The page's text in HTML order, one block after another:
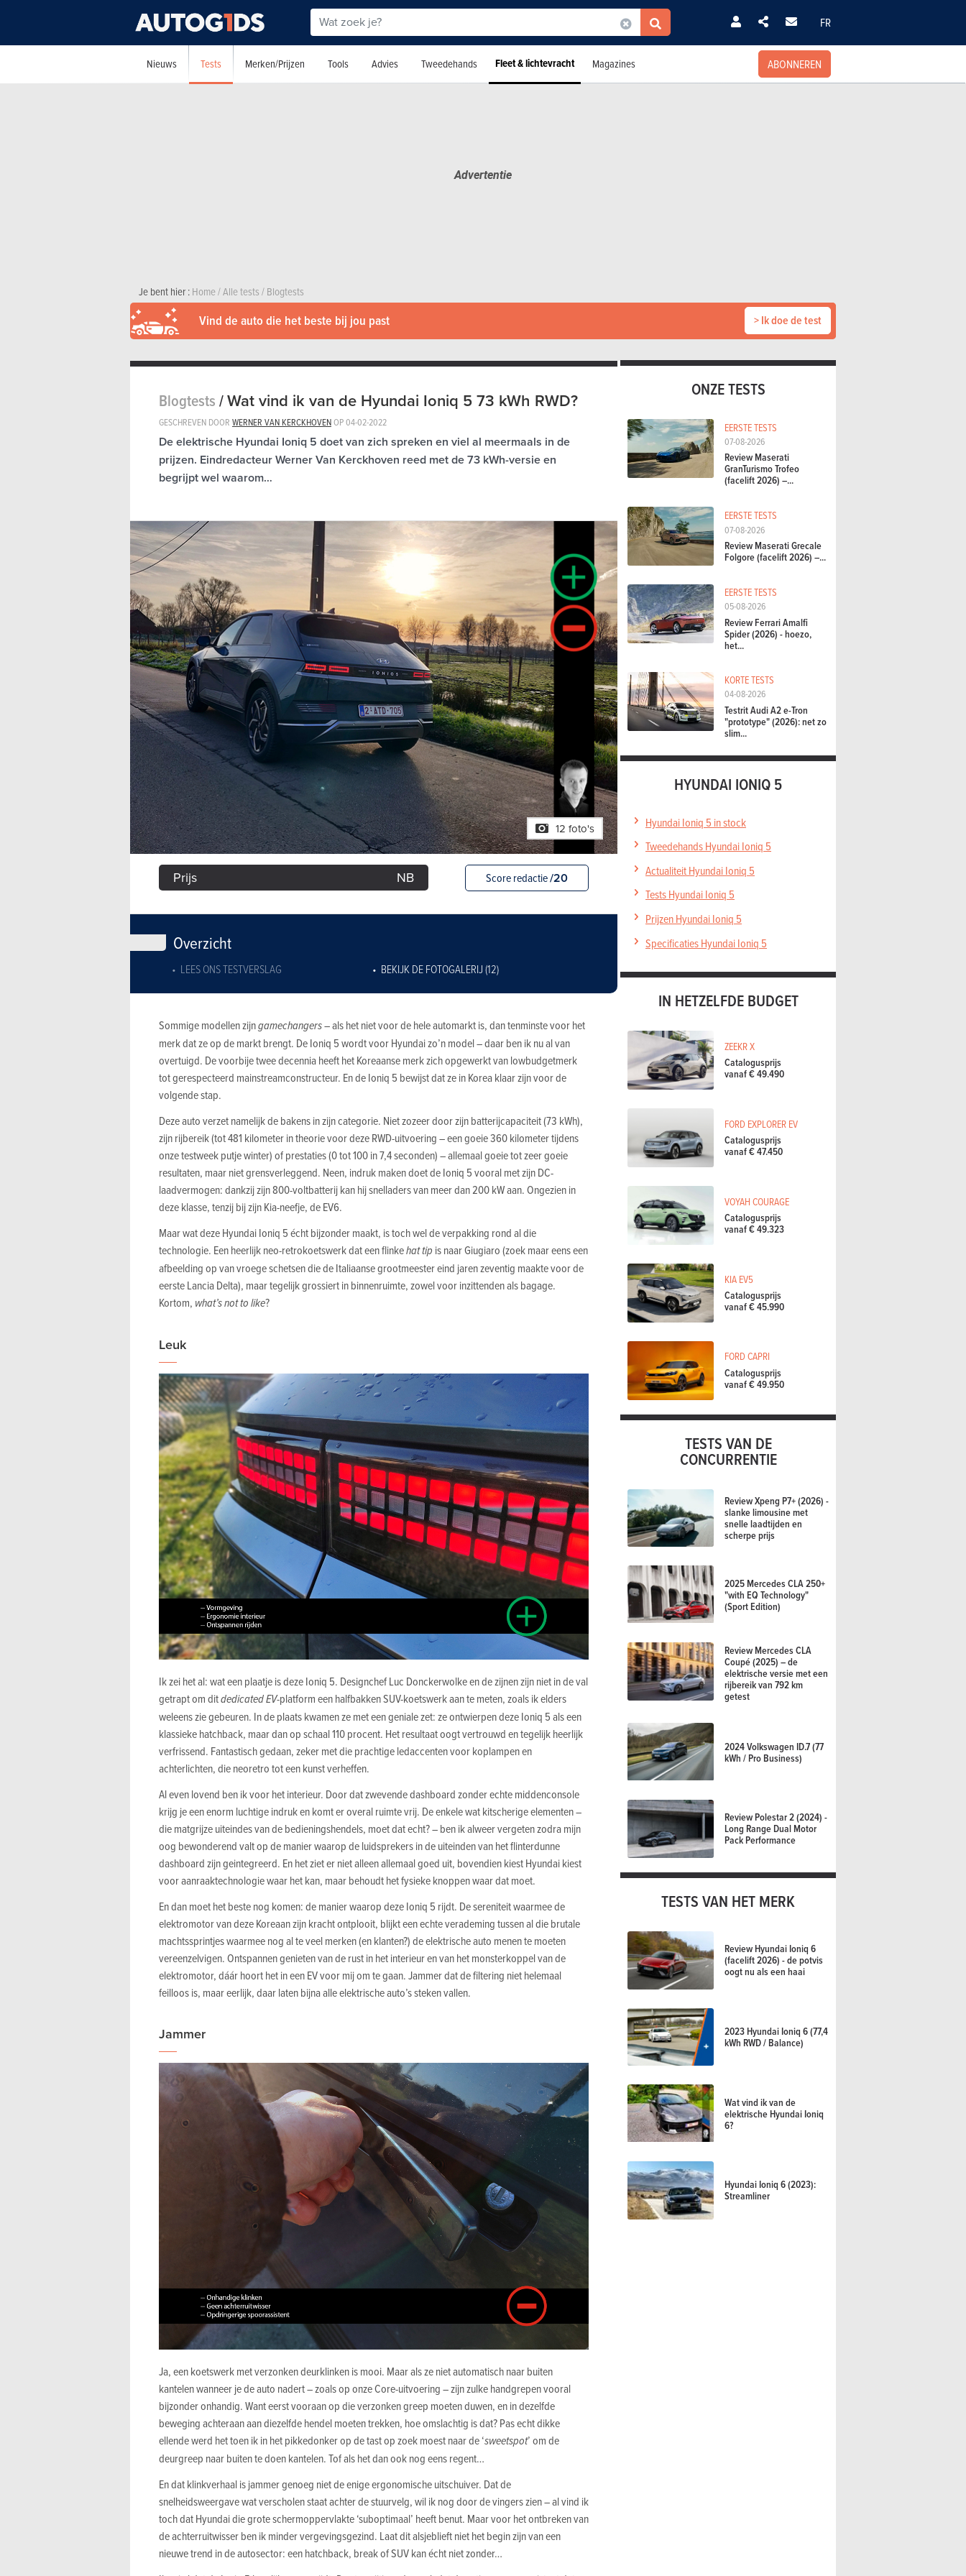
FR
Nieuws Tests Merken/Prijzen Tools Advies Tweedehands Fleet & lichtevracht Magazines ABONNEREN
Je bent hier :Home/Alle tests/Blogtests
Vind de auto die het beste bij jou past > Ik doe de test
Blogtests/Wat vind ik van de Hyundai Ioniq 5 73 kWh RWD?
GESCHREVEN DOOR WERNER VAN KERCKHOVENOP04-02-2022
De elektrische Hyundai Ioniq 5 doet van zich spreken en viel al meermaals in de
prijzen. Eindredacteur Werner Van Kerckhoven reed met de 73 kWh-versie en
begrijpt wel waarom…
12 foto's
Prijs NB Score redactie/20
Overzicht
LEES ONS TESTVERSLAG BEKIJK DE FOTOGALERIJ (12)
Sommige modellen zijngamechangers– als het niet voor de hele automarkt is, dan tenminste voor het
merk dat ze op de markt brengt. De Ioniq 5 wordt voor Hyundai zo’n model – daar ben ik nu al van
overtuigd. De voorbije twee decennia heeft het Koreaanse merk zich opgewerkt van lowbudgetmerk
tot gerespecteerd mainstreamconstructeur. En de Ioniq 5 bewijst dat ze in Korea klaar zijn voor de
volgende stap.
Deze auto verzet namelijk de bakens in zijn categorie. Niet zozeer door zijn batterijcapaciteit (73 kWh),
zijn rijbereik (tot 481 kilometer in theorie voor deze RWD-uitvoering – een goeie 360 kilometer tijdens
onze testweek putje winter) of prestaties (0 tot 100 in 7,4 seconden) – allemaal goeie tot zeer goeie
resultaten, maar niet grensverleggend. Neen, indruk maken doet de Ioniq 5 vooral met zijn DC-
laadvermogen: dankzij zijn 800-voltbatterij kan hij snelladers van meer dan 200 kW aan. Ongezien in
deze klasse, tenzij bij zijn Kia-neefje, de EV6.
Maar wat deze Hyundai Ioniq 5 écht bijzonder maakt, is toch wel de verpakking rond al die
technologie. Een heerlijk neo-retrokoetswerk dat een flinkehat tip is naar Giugiaro (zoek maar eens een
afbeelding op van vroege schetsen die de Italiaanse grootmeester eind jaren zeventig maakte voor de
eerste Lancia Delta), maar tegelijk grossiert in binnenruimte, zowel voor inzittenden als bagage.
Kortom, what’s not to like?
Leuk
Ik zei het al: wat een plaatje is deze Ioniq 5. Designchef Luc Donckerwolke en de zijnen zijn niet in de val
getrapt om ditdedicated EV-platform een halfbakken SUV-koetswerk aan te meten, zoals ik elders
weleens zie gebeuren. In de plaats kwamen ze met een geniale zet: ze ontwierpen deze Ioniq 5 als een
klassieke hatchback, maar dan op schaal 110 procent. Het resultaat oogt vertrouwd en tegelijk heerlijk
verfrissend. Fantastisch gedaan, zeker met die prachtige ledaccenten voor koplampen en
achterlichten, die neoretro tot een kunst verheffen.
Al even lovend ben ik voor het interieur. Door dat zwevende dashboard zonder echte middenconsole
krijg je een enorm luchtige indruk en komt er overal ruimte vrij. De enkele wat kitscherige elementen –
die matgrijze uiteindes van de bedieningshendels, moet dat echt? – ben ik alweer vergeten zodra mijn
oog bewonderend valt op de manier waarop de luidsprekers in de uiteinden van het flinterdunne
dashboard zijn geintegreerd. En het ziet er niet alleen allemaal goed uit, bovendien kiest Hyundai kiest
voor aanraaktechnologie waar het kan, maar behoudt het fysieke knoppen waar dat moet.
En dan moet het beste nog komen: de manier waarop deze Ioniq 5 rijdt. De sereniteit waarmee de
elektromotor van deze Koreaan zijn kracht ontplooit, blijkt een echte verademing tussen al die brutale
machtssprintjes waarmee nog al te veel merken (en klanten?) de elektrische auto menen te moeten
vereenzelvigen. Ontspannen genieten van de rust in het interieur en van het monsterkoppel van de
elektromotor, dáár hoort het in een EV voor mij om te gaan. Jammer dat de filtering niet helemaal
feilloos is, maar eerlijk, daar laten bijna alle elektrische auto’s steken vallen.
Jammer
Ja, een koetswerk met verzonken deurklinken is mooi. Maar als ze niet automatisch naar buiten
kantelen wanneer je de auto nadert – zoals op onze Core-uitvoering – zijn zulke handgrepen vooral
bijzonder onhandig. Want eerst vooraan op die verzonken greep moeten duwen, en in dezelfde
beweging achteraan aan diezelfde hendel moeten trekken, hoe omslachtig is dat? Pas echt dikke
ellende werd het toen ik in het pikkedonker op de tast op zoek moest naar de ‘sweetspot’ om de
deurgreep naar buiten te doen kantelen. Tof als het dan ook nog eens regent…
En dat klinkverhaal is jammer genoeg niet de enige ergonomische uitschuiver. Dat de
snelheidsweergave wat verscholen staat achter de stuurvelg, wil ik nog door de vingers zien – al vind ik
toch dat Hyundai die grote schermoppervlakte ‘suboptimaal’ heeft benut. Maar voor het ontbreken van
de achterruitwisser ben ik minder vergevingsgezind. Laat dit alsjeblieft niet het begin zijn van een
nieuwe trend in de autosector: een hatchback, break of SUV kan écht niet zonder…
ONZE TESTS
EERSTE TESTS
07-08-2026
Review Maserati
GranTurismo Trofeo
(facelift 2026) –...
EERSTE TESTS
07-08-2026
Review Maserati Grecale
Folgore (facelift 2026) –...
EERSTE TESTS
05-08-2026
Review Ferrari Amalfi
Spider (2026) - hoezo,
het...
KORTE TESTS
04-08-2026
Testrit Audi A2 e-Tron
"prototype" (2026): net zo
slim...
HYUNDAI IONIQ 5
Hyundai Ioniq 5 in stock
Tweedehands Hyundai Ioniq 5
Actualiteit Hyundai Ioniq 5
Tests Hyundai Ioniq 5
Prijzen Hyundai Ioniq 5
Specificaties Hyundai Ioniq 5
IN HETZELFDE BUDGET
ZEEKR X
Catalogusprijs
vanaf € 49.490
FORD EXPLORER EV
Catalogusprijs
vanaf € 47.450
VOYAH COURAGE
Catalogusprijs
vanaf € 49.323
KIA EV5
Catalogusprijs
vanaf € 45.990
FORD CAPRI
Catalogusprijs
vanaf € 49.950
TESTS VAN DE
CONCURRENTIE
Review Xpeng P7+ (2026) -
slanke limousine met
snelle laadtijden en
scherpe prijs
2025 Mercedes CLA 250+
"with EQ Technology"
(Sport Edition)
Review Mercedes CLA
Coupé (2025) – de
elektrische versie met een
rijbereik van 792 km
getest
2024 Volkswagen ID.7 (77
kWh / Pro Business)
Review Polestar 2 (2024) -
Long Range Dual Motor
Pack Performance
TESTS VAN HET MERK
Review Hyundai Ioniq 6
(facelift 2026) - de potvis
oogt nu als een haai
2023 Hyundai Ioniq 6 (77,4
kWh RWD / Balance)
Wat vind ik van de
elektrische Hyundai Ioniq
6?
Hyundai Ioniq 6 (2023):
Streamliner